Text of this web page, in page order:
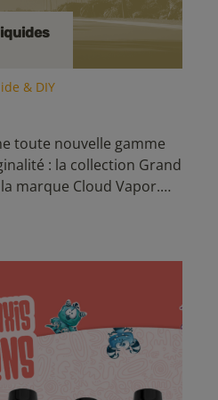
& DIY
toute nouvelle gamme
: la collection Grand
marque Cloud Vapor.
des 5 recettes